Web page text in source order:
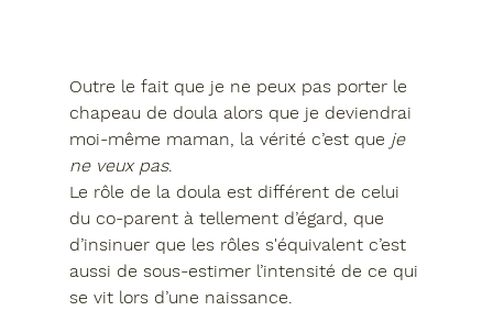
Outre le fait que je ne peux pas porter le
chapeau de doula alors que je deviendrai
moi-même maman, la vérité c’est que je
ne veux pas.
Le rôle de la doula est différent de celui
du co-parent à tellement d’égard, que
d’insinuer que les rôles s'équivalent c’est
aussi de sous-estimer l’intensité de ce qui
se vit lors d’une naissance.